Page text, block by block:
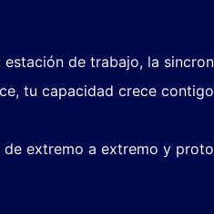
de trabajo, la
tu capacidad crece
extremo a extremo y